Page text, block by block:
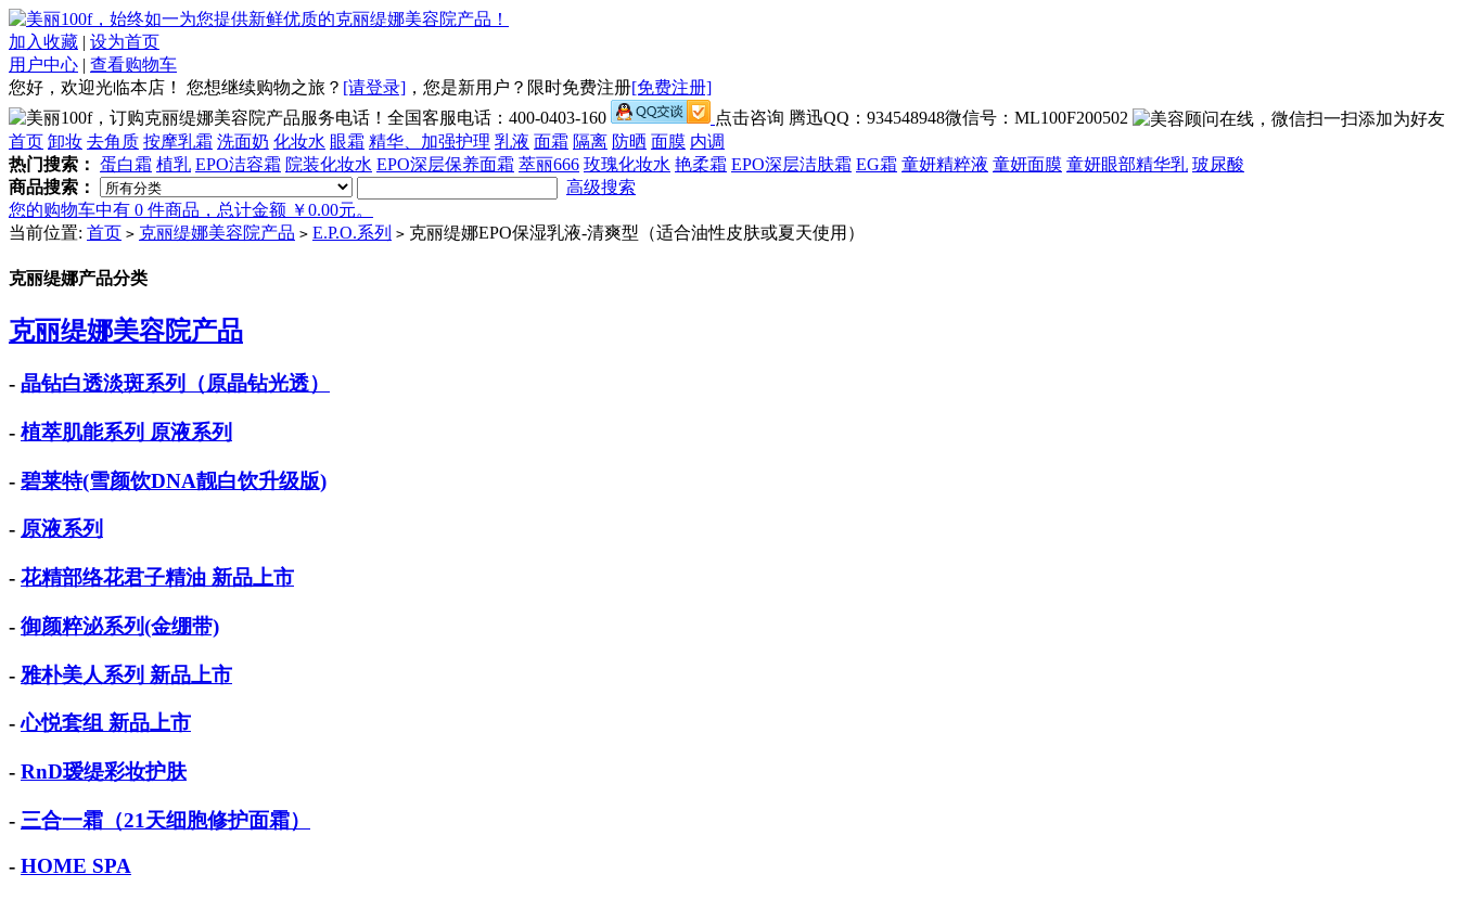
加入收藏 | 设为首页
用户中心 | 查看购物车
您好，欢迎光临本店！ 您想继续购物之旅？ [请登录] ， 您是新用户？限时免费注册[免费注册]
全国客服电话：400-0403-160
点击咨询 腾迅QQ：934548948微信号：ML100F200502
首页 卸妆 去角质 按摩乳霜 洗面奶 化妆水 眼霜 精华、加强护理 乳液 面霜 隔离 防晒 面膜 内调
热门搜索： 蛋白霜 植乳 EPO洁容霜 院装化妆水 EPO深层保养面霜 萃丽666 玫瑰化妆水 艳柔霜 EPO深层洁肤霜 EG霜 童妍精粹液 童妍面膜 童妍眼部精华乳 玻尿酸
商品搜索：
高级搜索
您的购物车中有 0 件商品，总计金额 ￥0.00元。
当前位置: 首页 > 克丽缇娜美容院产品 > E.P.O.系列 > 克丽缇娜EPO保湿乳液-清爽型（适合油性皮肤或夏天使用）
克丽缇娜产品分类
克丽缇娜美容院产品
- 晶钻白透淡斑系列（原晶钻光透）
- 植萃肌能系列 原液系列
- 碧莱特(雪颜饮DNA靓白饮升级版)
- 原液系列
- 花精部络花君子精油 新品上市
- 御颜粹泌系列(金绷带)
- 雅朴美人系列 新品上市
-心悦套组 新品上市
- RnD瑷缇彩妆护肤
- 三合一霜（21天细胞修护面霜）
- HOME SPA